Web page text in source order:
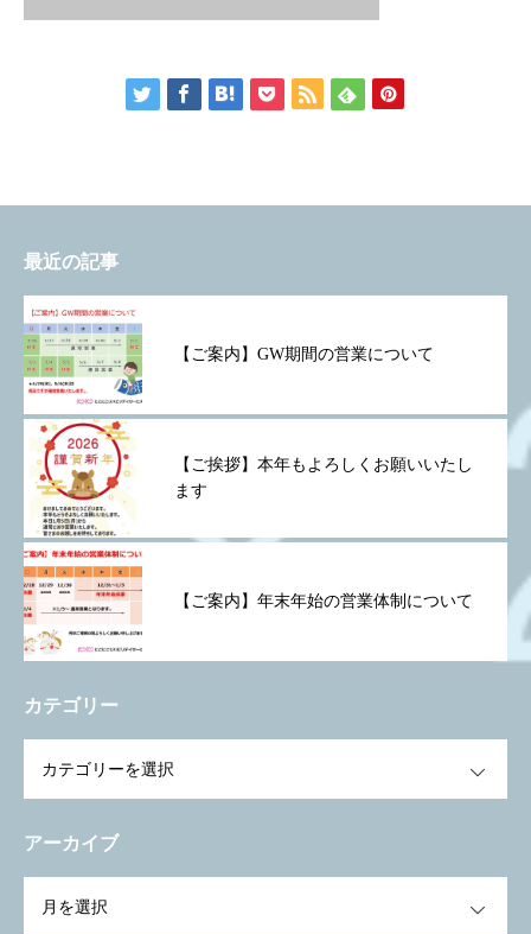
最近の記事
【ご案内】GW期間の営業について
【ご挨拶】本年もよろしくお願いいたし
ます
【ご案内】年末年始の営業体制について
カテゴリー
アーカイブ